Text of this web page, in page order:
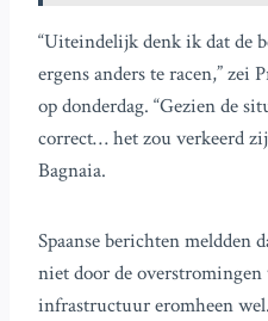
“Uiteindelijk denk ik dat de
ergens anders te racen,”
op donderdag. “Gezien de
correct… het zou verkeerd
Bagnaia.
Spaanse berichten
niet door de overstromingen
infrastructuur eromheen